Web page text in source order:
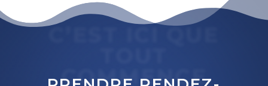
C’EST ICI QUE
COMMENCE